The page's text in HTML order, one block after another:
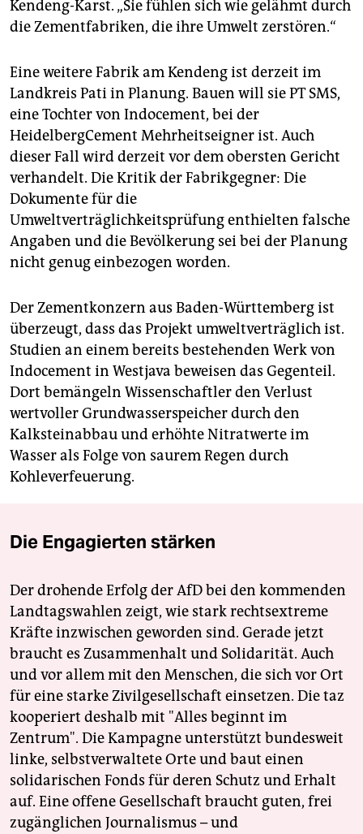
Kendeng-Karst. „Sie fühlen sich wie gelähmt durch
die Zementfabriken, die ihre Umwelt zerstören.“
Eine weitere Fabrik am Kendeng ist derzeit im
Landkreis Pati in Planung. Bauen will sie PT SMS,
eine Tochter von Indocement, bei der
HeidelbergCement Mehrheitseigner ist. Auch
dieser Fall wird derzeit vor dem obersten Gericht
verhandelt. Die Kritik der Fabrikgegner: Die
Dokumente für die
Umweltverträglichkeitsprüfung enthielten falsche
Angaben und die Bevölkerung sei bei der Planung
nicht genug einbezogen worden.
Der Zementkonzern aus Baden-Württemberg ist
überzeugt, dass das Projekt umweltverträglich ist.
Studien an einem bereits bestehenden Werk von
Indocement in Westjava beweisen das Gegenteil.
Dort bemängeln Wissenschaftler den Verlust
wertvoller Grundwasserspeicher durch den
Kalksteinabbau und erhöhte Nitratwerte im
Wasser als Folge von saurem Regen durch
Kohleverfeuerung.
Die Engagierten stärken
Der drohende Erfolg der AfD bei den kommenden
Landtagswahlen zeigt, wie stark rechtsextreme
Kräfte inzwischen geworden sind. Gerade jetzt
braucht es Zusammenhalt und Solidarität. Auch
und vor allem mit den Menschen, die sich vor Ort
für eine starke Zivilgesellschaft einsetzen. Die taz
kooperiert deshalb mit "Alles beginnt im
Zentrum". Die Kampagne unterstützt bundesweit
linke, selbstverwaltete Orte und baut einen
solidarischen Fonds für deren Schutz und Erhalt
auf. Eine offene Gesellschaft braucht guten, frei
zugänglichen Journalismus – und